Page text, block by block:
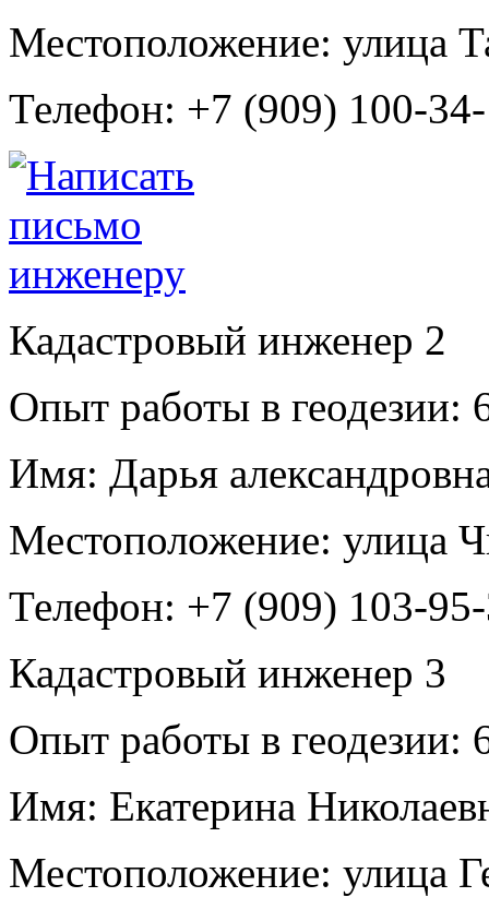
Местоположение: улица
Телефон: +7 (909) 100-
Кадастровый инженер 2
Опыт работы в геодезии:
Имя: Дарья
Местоположение: улица
Телефон: +7 (909) 103-
Кадастровый инженер 3
Опыт работы в геодезии:
Имя: Екатерина
Местоположение: улица